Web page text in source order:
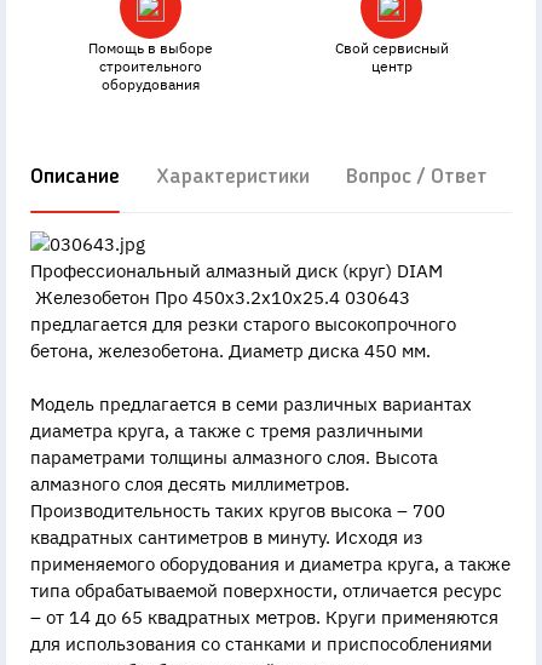
Помощь в выборе
строительного
оборудования
Свой сервисный
центр
Описание Характеристики Вопрос / Ответ
Профессиональный алмазный диск (круг) DIAM
Железобетон Про 450x3.2x10x25.4 030643
предлагается для резки старого высокопрочного
бетона, железобетона. Диаметр диска 450 мм.
Модель предлагается в семи различных вариантах
диаметра круга, а также с тремя различными
параметрами толщины алмазного слоя. Высота
алмазного слоя десять миллиметров.
Производительность таких кругов высока – 700
квадратных сантиметров в минуту. Исходя из
применяемого оборудования и диаметра круга, а также
типа обрабатываемой поверхности, отличается ресурс
– от 14 до 65 квадратных метров. Круги применяются
для использования со станками и приспособлениями